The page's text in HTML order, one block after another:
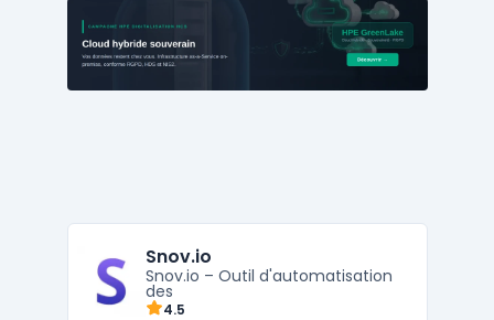
startups, PME et équipes de vente en
croissance, confrontés à la difficulté de
trouver des prospects f ...
Snov.io
Snov.io – Outil d'automatisation
des
4.5